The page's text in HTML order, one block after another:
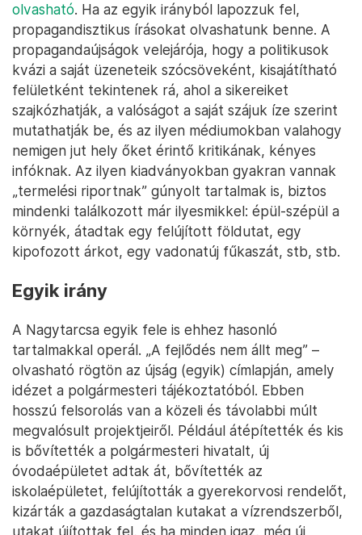
olvasható. Ha az egyik irányból lapozzuk fel,
propagandisztikus írásokat olvashatunk benne. A
propagandaújságok velejárója, hogy a politikusok
kvázi a saját üzeneteik szócsöveként, kisajátítható
felületként tekintenek rá, ahol a sikereiket
szajkózhatják, a valóságot a saját szájuk íze szerint
mutathatják be, és az ilyen médiumokban valahogy
nemigen jut hely őket érintő kritikának, kényes
infóknak. Az ilyen kiadványokban gyakran vannak
„termelési riportnak” gúnyolt tartalmak is, biztos
mindenki találkozott már ilyesmikkel: épül-szépül a
környék, átadtak egy felújított földutat, egy
kipofozott árkot, egy vadonatúj fűkaszát, stb, stb.
Egyik irány
A Nagytarcsa egyik fele is ehhez hasonló
tartalmakkal operál. „A fejlődés nem állt meg” –
olvasható rögtön az újság (egyik) címlapján, amely
idézet a polgármesteri tájékoztatóból. Ebben
hosszú felsorolás van a közeli és távolabbi múlt
megvalósult projektjeiről. Például átépítették és kis
is bővítették a polgármesteri hivatalt, új
óvodaépületet adtak át, bővítették az
iskolaépületet, felújították a gyerekorvosi rendelőt,
kizárták a gazdaságtalan kutakat a vízrendszerből,
utakat újítottak fel, és ha minden igaz, még új